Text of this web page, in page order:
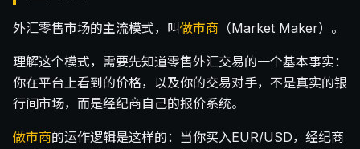
外汇零售市场的主流模式，叫做市商 （Market Maker）。
理解这个模式，需要先知道零售外汇交易的一个基本事实：
你在平台上看到的价格，以及你的交易对手，不是真实的银
行间市场，而是经纪商自己的报价系统。
做市商的运作逻辑是这样的：当你买入EUR/USD，经纪商